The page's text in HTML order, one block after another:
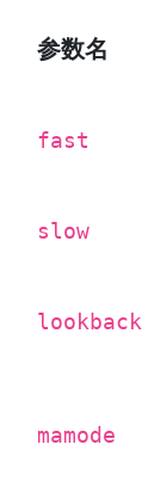
参数名
fast
slow
lookback
mamode